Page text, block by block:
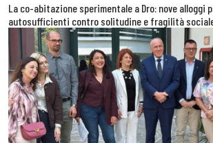
La co-abitazione sperimentale a Dro: nove alloggi
autosufficienti contro solitudine e fragilità